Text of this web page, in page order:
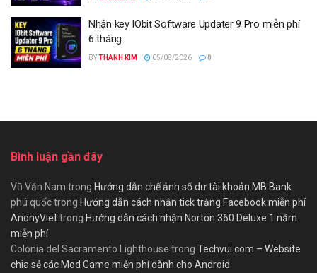
Nhận key IObit Software Updater 9 Pro miễn phí
6 tháng
BYTHANH KIM 05/08/2026 0
Bình luận gần đây
Vũ Văn Nam trong Hướng dẫn chế ảnh số dư tài khoản MB Bank
phú quốctrong Hướng dẫn cách nhận tick trắng Facebook miễn phí
AnonyViettrong Hướng dẫn cách nhận Norton 360 Deluxe 1 năm
miễn phí
Colonia del Sacramento Lighthouse trong Techvui.com – Website
chia sẻ các Mod Game miễn phí dành cho Android